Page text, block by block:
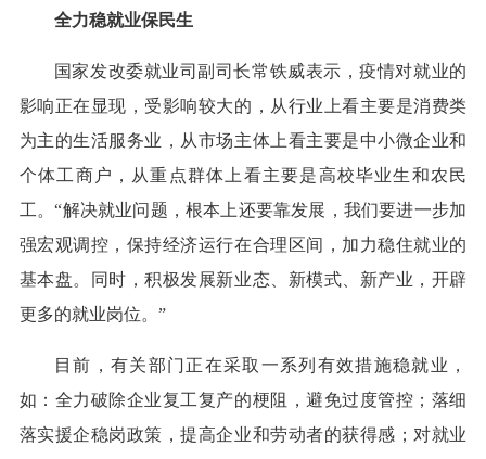
全力稳就业保民生
国家发改委就业司副司长常铁威表示，疫情对就业的
影响正在显现，受影响较大的，从行业上看主要是消费类
为主的生活服务业，从市场主体上看主要是中小微企业和
个体工商户，从重点群体上看主要是高校毕业生和农民
工。“解决就业问题，根本上还要靠发展，我们要进一步加
强宏观调控，保持经济运行在合理区间，加力稳住就业的
基本盘。同时，积极发展新业态、新模式、新产业，开辟
更多的就业岗位。”
目前，有关部门正在采取一系列有效措施稳就业，
如：全力破除企业复工复产的梗阻，避免过度管控；落细
落实援企稳岗政策，提高企业和劳动者的获得感；对就业